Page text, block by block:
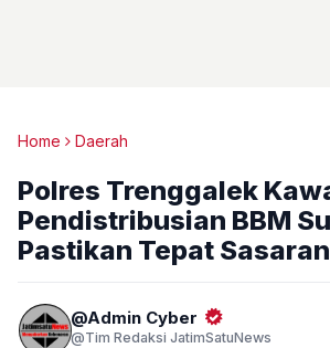
Home Daerah
Polres Trenggalek
Pendistribusian BBM
Pastikan Tepat Sasaran
Admin Cyber
Tim Redaksi JatimSatuNews